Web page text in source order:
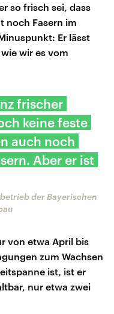
so frisch sei, dass
noch Fasern im
Er lässt
wir es vom
frischer
keine feste
auch noch
Aber er ist
der Bayerischen
von etwa April bis
zum Wachsen
ist, ist er
nur etwa zwei